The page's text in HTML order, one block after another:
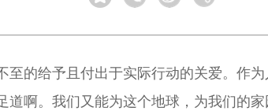
的给予且付出于实际行动的关爱。作
啊。我们又能为这个地球，为我们的